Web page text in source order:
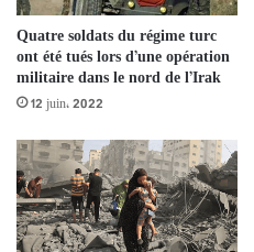
Quatre soldats du régime turc
ont été tués lors d’une opération
militaire dans le nord de l’Irak
12 juin، 2022